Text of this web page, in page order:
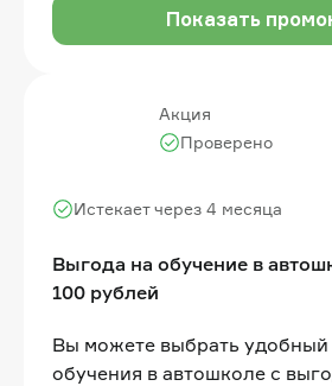
Показать
Акция
Выгода на обучение в
100 рублей
Истекает через 4 месяца
Проверено
Вы можете выбрать удобный
обучения в автошколе с